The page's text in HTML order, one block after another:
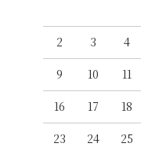
2 3 4
9 10 11
16 17 18
23 24 25